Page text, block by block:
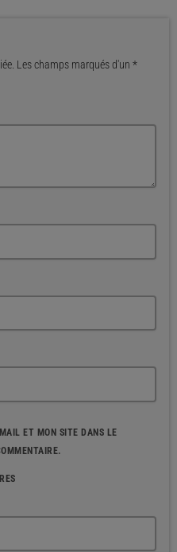
Les champs marqués d'un *
ET MON SITE DANS LE